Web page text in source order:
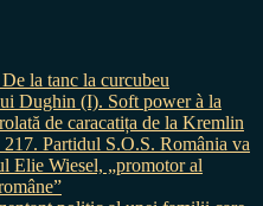
la tanc la curcubeu
Dughin (I). Soft power à la
de caracatița de la Kremlin
Partidul S.O.S. România va
Elie Wiesel, „promotor al